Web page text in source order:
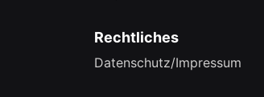
Rechtliches
Datenschutz/Impressum